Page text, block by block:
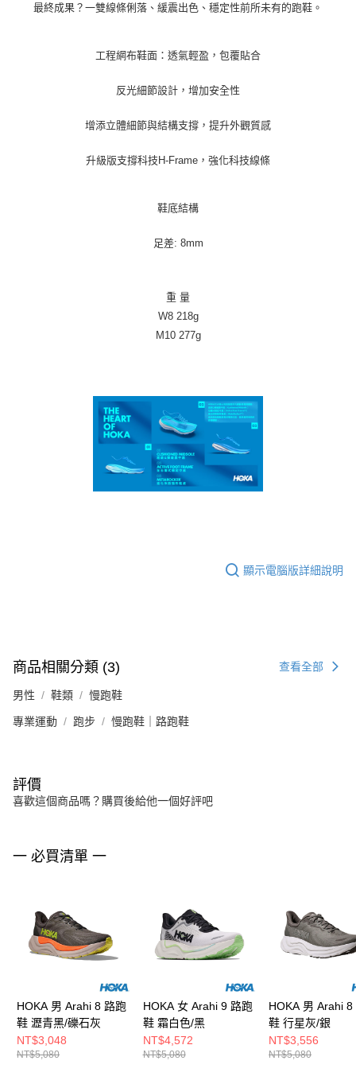
最終成果？一雙線條俐落、緩震出色、穩定性前所未有的跑鞋。
工程網布鞋面：透氣輕盈，包覆貼合
反光細節設計，增加安全性
增添立體細節與結構支撐，提升外觀質感
升級版支撐科技H-Frame，強化科技線條
鞋底結構
足差: 8mm
重 量
W8 218g
M10 277g
顯示電腦版詳細說明
商品相關分類 (3) 查看全部
男性 鞋類 慢跑鞋
專業運動 跑步 慢跑鞋｜路跑鞋
評價
喜歡這個商品嗎？購買後給他一個好評吧
一 必買清單 一
HOKA 男 Arahi 8 路跑
鞋 瀝青黑/礫石灰
NT$3,048
NT$5,080
HOKA 女 Arahi 9 路跑
鞋 霜白色/黑
NT$4,572
NT$5,080
HOKA 男 Arahi 8
鞋 行星灰/銀
NT$3,556
NT$5,080